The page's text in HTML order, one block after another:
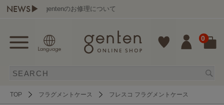
NEWS▶
gentenのお修理について
0
TOP フラグメントケース フレスコ フラグメントケース